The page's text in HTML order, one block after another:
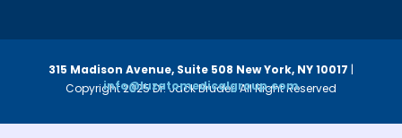
Copyright 2025 Dr. Jack Bruder. All Right Reserved
315 Madison Avenue, Suite 508 New York, NY 10017 |
info@luzatomedicalgroup.com